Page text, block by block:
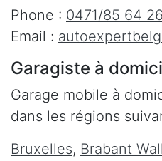
Phone : 0471/85 64 26
Email :
Garagiste à
Garage mobile à
dans les régions
Bruxelles, Brabant